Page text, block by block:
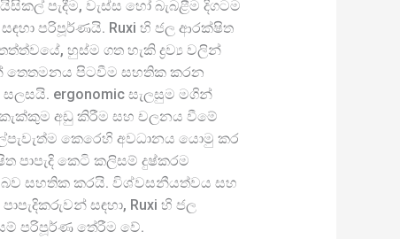
පැදීම, වැස්ස හෝ බැබළීම දිගටම
පරිපූර්ණයි. Ruxi හි ජල ආරක්ෂිත
හුස්ම ගත හැකි ද්‍රව්‍ය වලින්
තෙතමනය පිටවීම සහතික කරන
ergonomic සැලසුම මගින්
කැක්කුම අඩු කිරීම සහ චලනය වීමේ
කෙරෙහි අවධානය යොමු කර
පාපැදි කෙටි කලිසම් දුෂ්කරම
සහතික කරයි. විශ්වසනීයත්වය සහ
සඳහා, Ruxi හි ජල
පරිපූර්ණ තේරීම වේ.